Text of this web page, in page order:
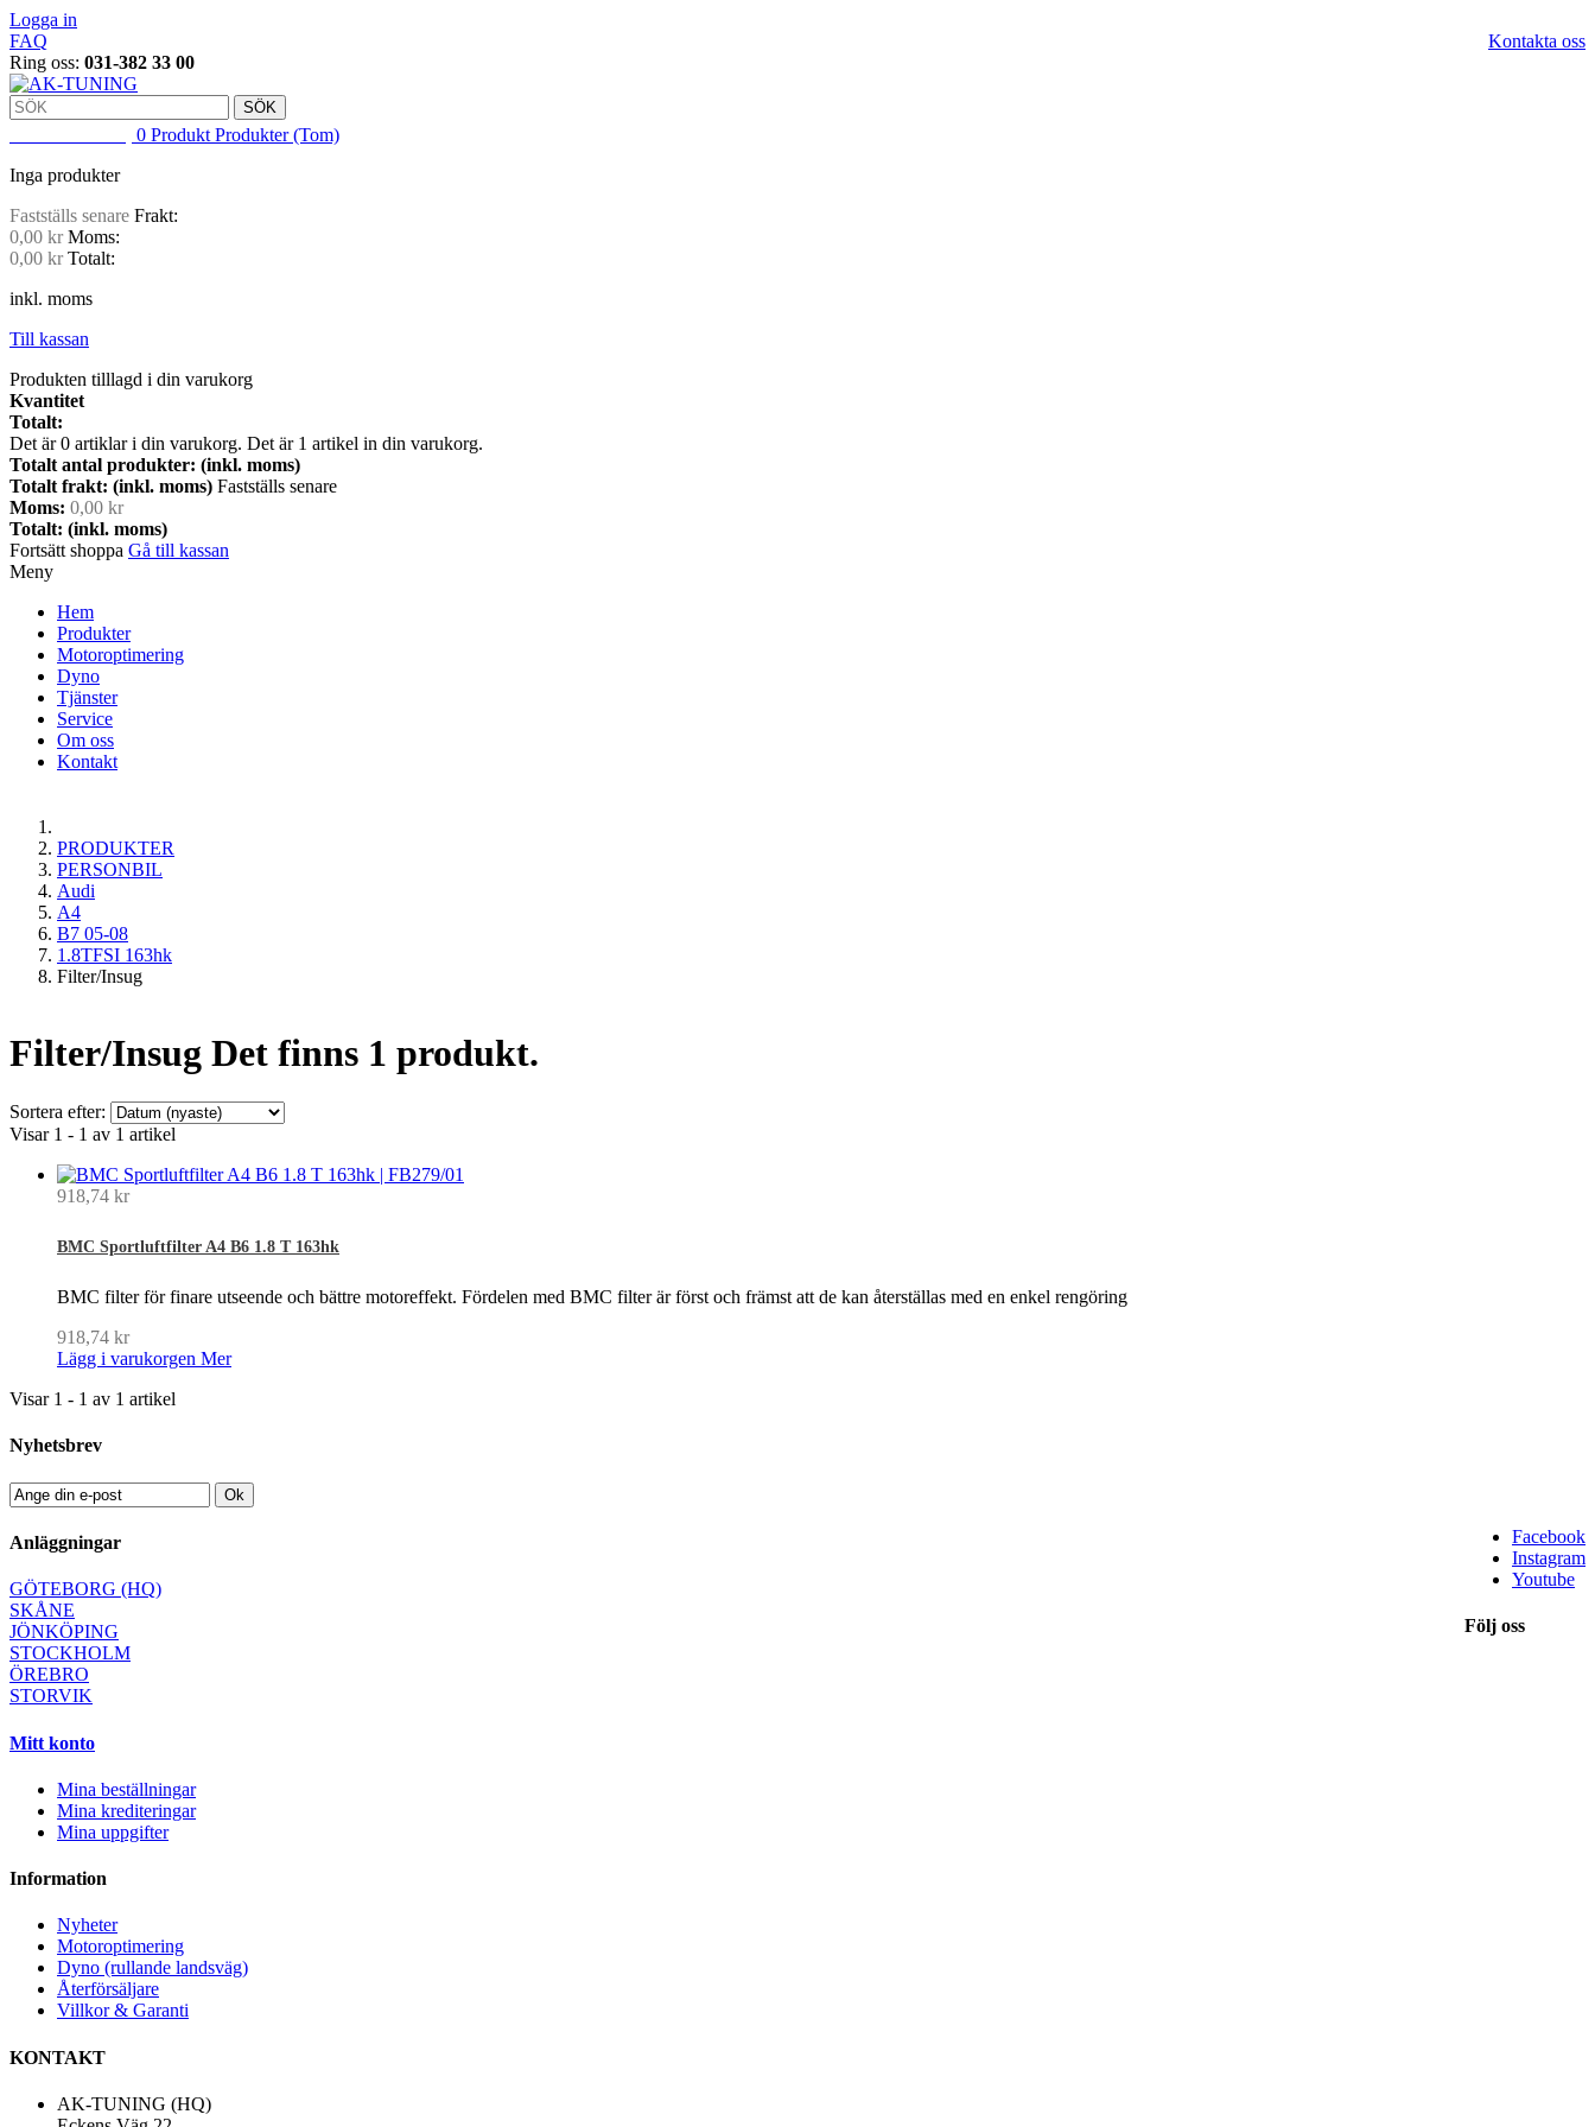
Logga in
Kontakta oss
FAQ
Ring oss: 031-382 33 00
SÖK
0 Produkt Produkter (Tom)
Inga produkter
Fastställs senare Frakt:
0,00 kr Moms:
0,00 kr Totalt:
inkl. moms
Till kassan
Produkten tilllagd i din varukorg
Kvantitet
Totalt:
Det är0 artiklar i din varukorg. Det är 1 artikel in din varukorg.
Totalt antal produkter: (inkl. moms)
Totalt frakt: (inkl. moms) Fastställs senare
Moms: 0,00 kr
Totalt: (inkl. moms)
Fortsätt shoppa Gå till kassan
Meny
Hem
Produkter
Motoroptimering
Dyno
Tjänster
Service
Om oss
Kontakt
PRODUKTER
PERSONBIL
Audi
A4
B7 05-08
1.8TFSI 163hk
Filter/Insug
Filter/Insug Det finns 1 produkt.
Sortera efter:
Visar 1 - 1 av 1 artikel
918,74 kr
BMC Sportluftfilter A4 B6 1.8 T 163hk
BMC filter för finare utseende och bättre motoreffekt. Fördelen med BMC filter är först och främst att de kan återställas med en enkel rengöring
918,74 kr
Lägg i varukorgen Mer
Visar 1 - 1 av 1 artikel
Nyhetsbrev
Ok
Facebook
Instagram
Youtube
Följ oss
Anläggningar
GÖTEBORG (HQ)
SKÅNE
JÖNKÖPING
STOCKHOLM
ÖREBRO
STORVIK
Mitt konto
Mina beställningar
Mina krediteringar
Mina uppgifter
Information
Nyheter
Motoroptimering
Dyno (rullande landsväg)
Återförsäljare
Villkor & Garanti
KONTAKT
AK-TUNING (HQ)